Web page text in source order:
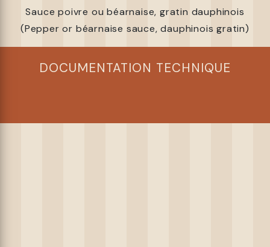
Sauce poivre ou béarnaise, gratin dauphinois
(Pepper or béarnaise sauce, dauphinois gratin)
DOCUMENTATION TECHNIQUE